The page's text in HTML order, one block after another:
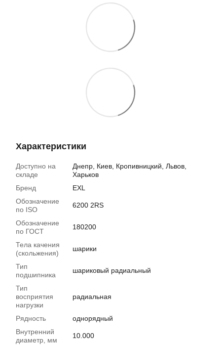
Характеристики
Доступно на
складе
Днепр, Киев, Кропивницкий, Львов,
Харьков
Бренд
EXL
Обозначение
по ISO
6200 2RS
Обозначение
по ГОСТ
180200
Тела качения
(скольжения)
шарики
Тип
подшипника
шариковый радиальный
Тип
восприятия
нагрузки
радиальная
Рядность
однорядный
Внутренний
диаметр, мм
10.000